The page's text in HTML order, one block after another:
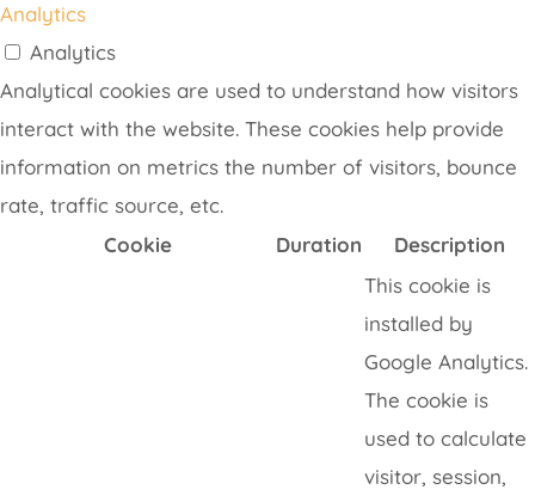
Analytics
Analytics
Analytical cookies are used to understand how visitors
interact with the website. These cookies help provide
information on metrics the number of visitors, bounce
rate, traffic source, etc.
Cookie
Duration Description
This cookie is
installed by
Google Analytics.
The cookie is
used to calculate
visitor, session,